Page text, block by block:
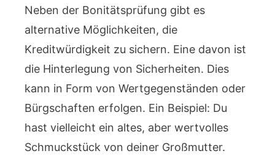
Neben der Bonitätsprüfung gibt es
alternative Möglichkeiten, die
Kreditwürdigkeit zu sichern. Eine davon ist
die Hinterlegung von Sicherheiten. Dies
kann in Form von Wertgegenständen oder
Bürgschaften erfolgen. Ein Beispiel: Du
hast vielleicht ein altes, aber wertvolles
Schmuckstück von deiner Großmutter.